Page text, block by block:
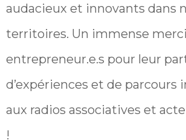
audacieux et innovants dans
territoires. Un immense
entrepreneur.e.s pour leur
d’expériences et de parcours
aux radios associatives et
!